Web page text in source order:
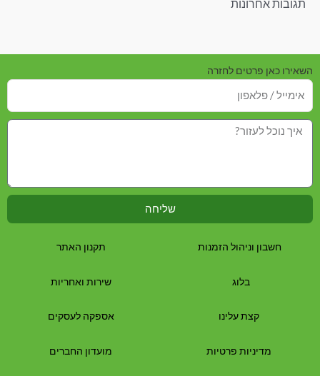
תגובות אחרונות
השאירו כאן פרטים לחזרה
שליחה
חשבון וניהול הזמנות
בלוג
קצת עלינו
מדיניות פרטיות
תקנון האתר
שירות ואחריות
אספקה לעסקים
מועדון החברים